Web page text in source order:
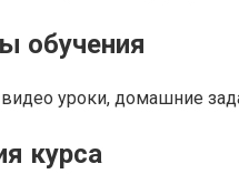
обучения
уроки, домашние
курса